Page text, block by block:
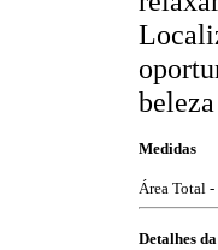
Medidas
Área Total -
Detalhes